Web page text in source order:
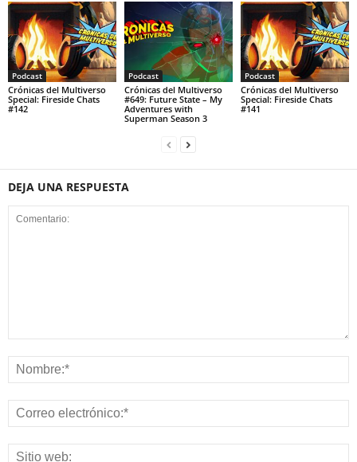
Podcast
Crónicas del Multiverso
Special: Fireside Chats
#142
Podcast
Crónicas del Multiverso
#649: Future State – My
Adventures with
Superman Season 3
Podcast
Crónicas del Multiverso
Special: Fireside Chats
#141
DEJA UNA RESPUESTA